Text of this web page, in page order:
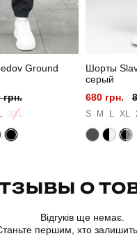
Ground
грн.
3XL
Шорты
серый
680 грн.
S M L XL
О
Відгуків ще немає.
першим, хто залишить